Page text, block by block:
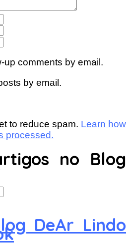
up comments by email.
by email.
to reduce spam. Learn how
processed.
no Blog
DeAr Lindo